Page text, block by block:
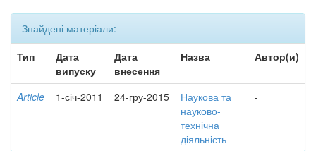
Знайдені матеріали:
Тип
Дата
випуску
Дата
внесення
Назва Автор(и)
Article 1-січ-2011 24-гру-2015
Наукова та
науково-
технічна
діяльність
-